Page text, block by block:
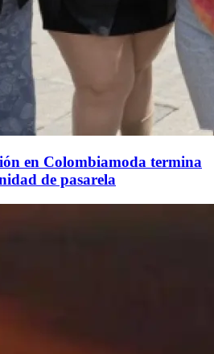
en Colombiamoda termina
de pasarela